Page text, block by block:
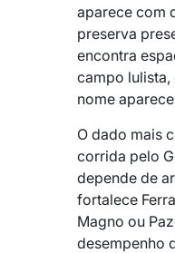
aparece com
preserva
encontra
campo lulista,
nome
O dado mais
corrida pelo
depende de
fortalece
Magno ou
desempenho